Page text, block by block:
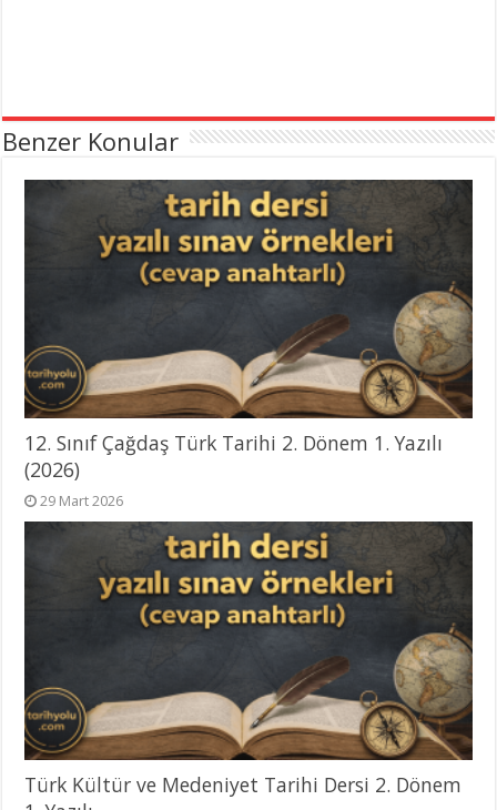
Benzer Konular
12. Sınıf Çağdaş Türk Tarihi 2. Dönem 1. Yazılı
(2026)
29 Mart 2026
Türk Kültür ve Medeniyet Tarihi Dersi 2. Dönem